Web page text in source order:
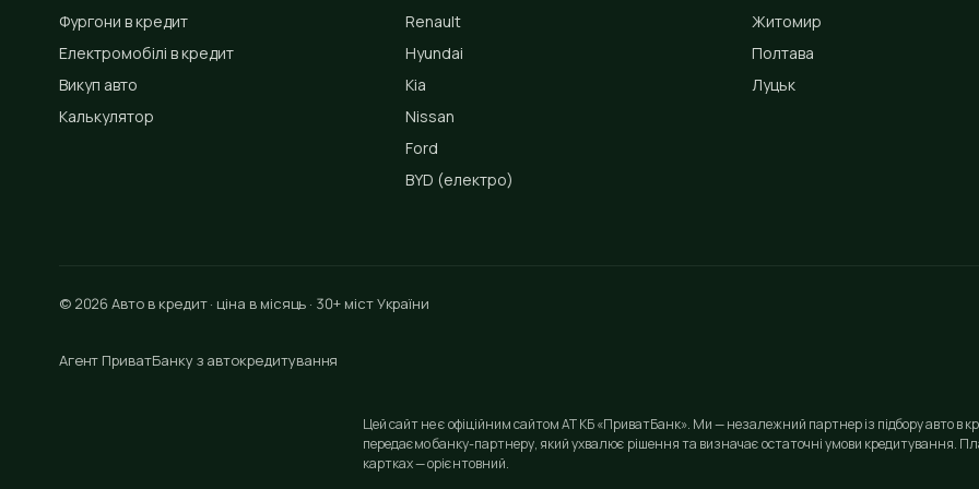
Фургони в кредит
Електромобілі в кредит
Викуп авто
Калькулятор
Renault
Hyundai
Kia
Nissan
Ford
BYD (електро)
Житомир
Полтава
Луцьк
© 2026 Авто в кредит · ціна в місяць · 30+ міст України
Агент ПриватБанку з автокредитування
Цей сайт не є офіційним сайтом АТ КБ «ПриватБанк». Ми — незалежний партнер із підбору авто в
передаємо банку-партнеру, який ухвалює рішення та визначає остаточні умови кредитування.
картках — орієнтовний.